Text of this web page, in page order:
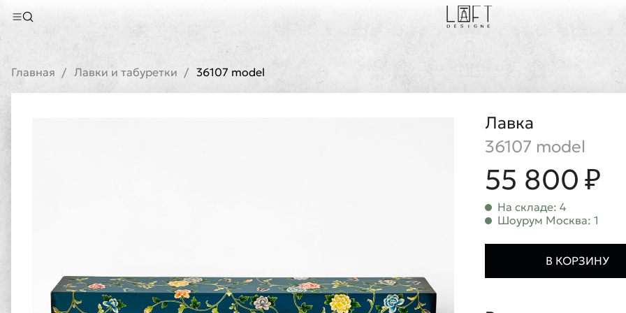
Главная Лавки и табуретки 36107 model
Лавка
36107 model
55 800 ₽
На складе: 4
Шоурум Москва: 1
В КОРЗИНУ